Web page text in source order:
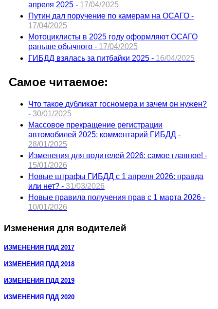
апреля 2025 - 17/04/2025
Путин дал поручение по камерам на ОСАГО -
17/04/2025
Мотоциклисты в 2025 году оформляют ОСАГО
раньше обычного - 17/04/2025
ГИБДД взялась за питбайки 2025 - 16/04/2025
Самое читаемое:
Что такое дубликат госномера и зачем он нужен?
- 30/01/2025
Массовое прекращение регистрации
автомобилей 2025: комментарий ГИБДД -
28/01/2025
Изменения для водителей 2026: самое главное! -
15/01/2026
Новые штрафы ГИБДД с 1 апреля 2026: правда
или нет? - 31/03/2026
Новые правила получения прав с 1 марта 2026 -
10/01/2026
Изменения для водителей
ИЗМЕНЕНИЯ ПДД 2017
ИЗМЕНЕНИЯ ПДД 2018
ИЗМЕНЕНИЯ ПДД 2019
ИЗМЕНЕНИЯ ПДД 2020